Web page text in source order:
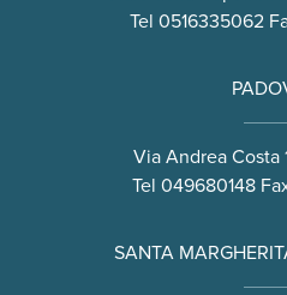
Tel 0516335062
Via Andrea Costa
Tel 049680148
SANTA